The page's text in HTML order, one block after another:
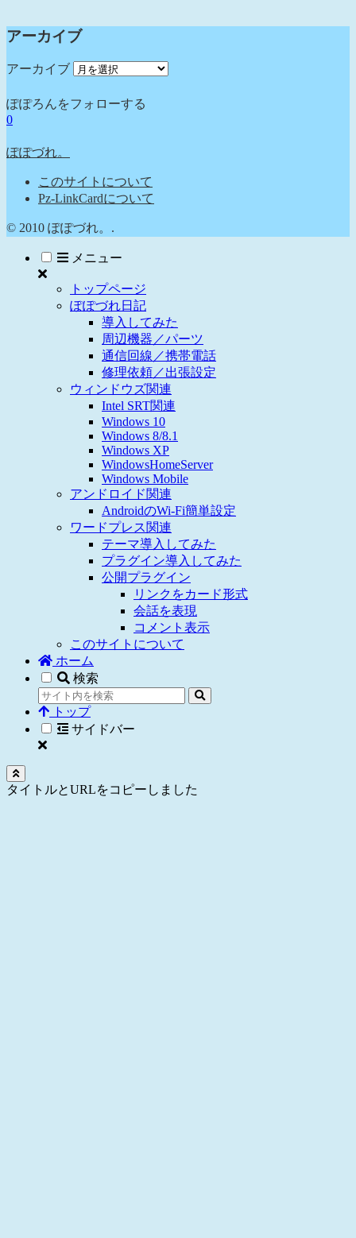
アーカイブ
アーカイブ
ぽぽろんをフォローする
0
ぽぽづれ。
このサイトについて
Pz-LinkCardについて
© 2010 ぽぽづれ。.
メニュー
トップページ
ぽぽづれ日記
導入してみた
周辺機器／パーツ
通信回線／携帯電話
修理依頼／出張設定
ウィンドウズ関連
Intel SRT関連
Windows 10
Windows 8/8.1
Windows XP
WindowsHomeServer
Windows Mobile
アンドロイド関連
AndroidのWi-Fi簡単設定
ワードプレス関連
テーマ導入してみた
プラグイン導入してみた
公開プラグイン
リンクをカード形式
会話を表現
コメント表示
このサイトについて
ホーム
検索
トップ
サイドバー
タイトルとURLをコピーしました